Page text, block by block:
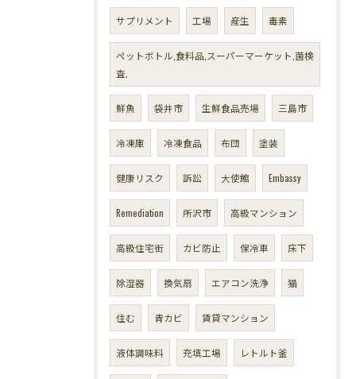
サプリメント 工場 産生 毒素
ペットボトル,食料品,スーパーマーケット,菌検
査,
鮮魚 袋井市 生鮮食品売場 三島市
冷凍庫 冷凍食品 布団 塗装
健康リスク 訴訟 大使館 Embassy
Remediation 所沢市 高級マンション
高級住宅街 カビ防止 保冷車 床下
除湿器 換気扇 エアコン洗浄 猫
住む 青カビ 賃貸マンション
液体調味料 充填工場 レトルト釜